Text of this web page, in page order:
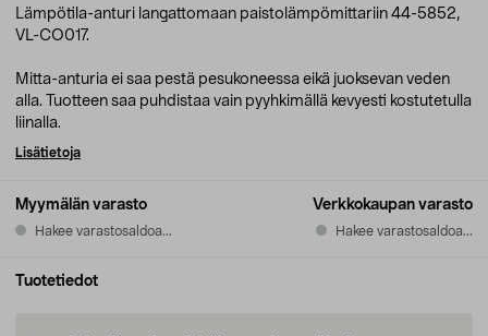
Myymälän varasto
Hakee varastosaldoa...
Verkkokaupan varasto
Hakee varastosaldoa...
Lämpötila-anturi langattomaan paistolämpömittariin 44-5852,
VL-CO017.
Mitta-anturia ei saa pestä pesukoneessa eikä juoksevan veden
alla. Tuotteen saa puhdistaa vain pyyhkimällä kevyesti kostutetulla
liinalla.
Lisätietoja
Tuotetiedot